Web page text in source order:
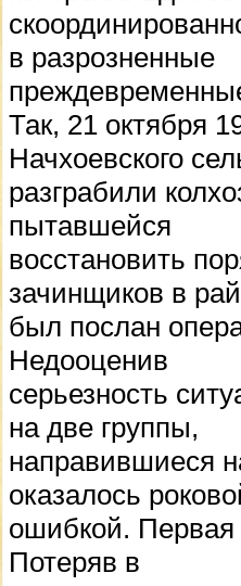
в разрозненные
Так, 21 октября
Начхоевского
разграбили
пытавшейся
восстановить
зачинщиков в
был послан
Недооценив
серьезность
на две группы,
направившиеся
оказалось
ошибкой. Первая
Потеряв в